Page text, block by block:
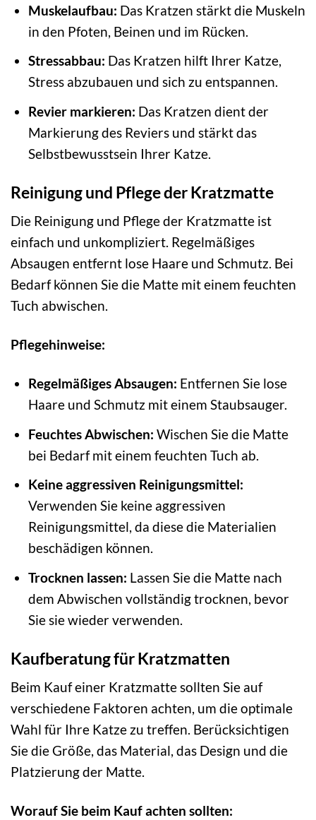
Muskelaufbau: Das Kratzen stärkt die Muskeln
in den Pfoten, Beinen und im Rücken.
Stressabbau: Das Kratzen hilft Ihrer Katze,
Stress abzubauen und sich zu entspannen.
Revier markieren: Das Kratzen dient der
Markierung des Reviers und stärkt das
Selbstbewusstsein Ihrer Katze.
Reinigung und Pflege der Kratzmatte
Die Reinigung und Pflege der Kratzmatte ist
einfach und unkompliziert. Regelmäßiges
Absaugen entfernt lose Haare und Schmutz. Bei
Bedarf können Sie die Matte mit einem feuchten
Tuch abwischen.
Pflegehinweise:
Regelmäßiges Absaugen: Entfernen Sie lose
Haare und Schmutz mit einem Staubsauger.
Feuchtes Abwischen: Wischen Sie die Matte
bei Bedarf mit einem feuchten Tuch ab.
Keine aggressiven Reinigungsmittel:
Verwenden Sie keine aggressiven
Reinigungsmittel, da diese die Materialien
beschädigen können.
Trocknen lassen: Lassen Sie die Matte nach
dem Abwischen vollständig trocknen, bevor
Sie sie wieder verwenden.
Kaufberatung für Kratzmatten
Beim Kauf einer Kratzmatte sollten Sie auf
verschiedene Faktoren achten, um die optimale
Wahl für Ihre Katze zu treffen. Berücksichtigen
Sie die Größe, das Material, das Design und die
Platzierung der Matte.
Worauf Sie beim Kauf achten sollten: